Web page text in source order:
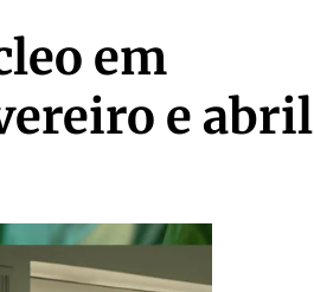
em
e abril